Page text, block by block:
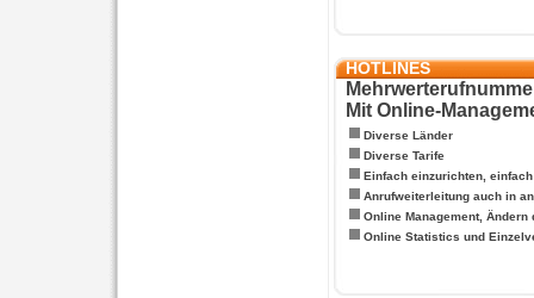
HOTLINES
Mit Online-
Diverse Länder
Diverse Tarife
Einfach einzurichten,
Anrufweiterleitung auch in
Online Management, Ändern
Online Statistics und